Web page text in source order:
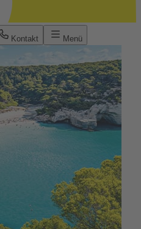
Kontakt Menü